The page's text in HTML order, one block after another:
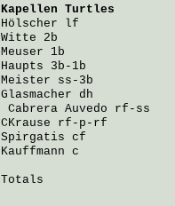
Kapellen Turtles
Hölscher lf
Witte 2b
Meuser 1b
Haupts 3b-1b
Meister ss-3b
Glasmacher dh
Cabrera Auvedo rf-ss
CKrause rf-p-rf
Spirgatis cf
Kauffmann c
Totals